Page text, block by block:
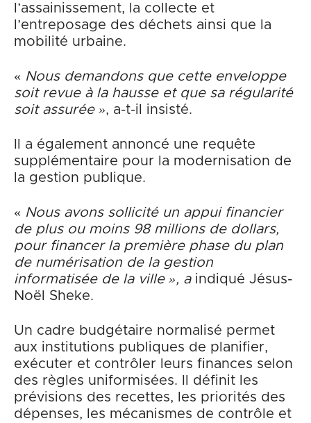
l’assainissement, la collecte et
l’entreposage des déchets ainsi que la
mobilité urbaine.
« Nous demandons que cette enveloppe
soit revue à la hausse et que sa régularité
soit assurée », a-t-il insisté.
Il a également annoncé une requête
supplémentaire pour la modernisation de
la gestion publique.
« Nous avons sollicité un appui financier
de plus ou moins 98 millions de dollars,
pour financer la première phase du plan
de numérisation de la gestion
informatisée de la ville », aindiqué Jésus-
Noël Sheke.
Un cadre budgétaire normalisé permet
aux institutions publiques de planifier,
exécuter et contrôler leurs finances selon
des règles uniformisées. Il définit les
prévisions des recettes, les priorités des
dépenses, les mécanismes de contrôle et